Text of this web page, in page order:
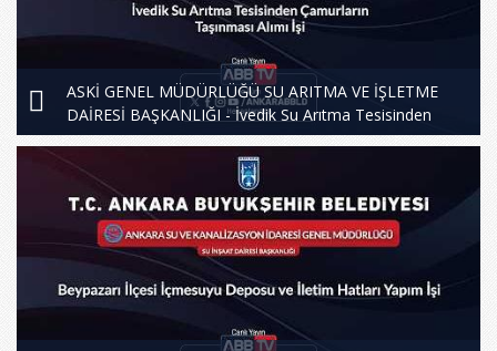
ASKİ GENEL MÜDÜRLÜĞÜ SU ARITMA VE İŞLETME
DAİRESİ BAŞKANLIĞI - İvedik Su Arıtma Tesisinden
Çamurların Taşınması Alımı İşi